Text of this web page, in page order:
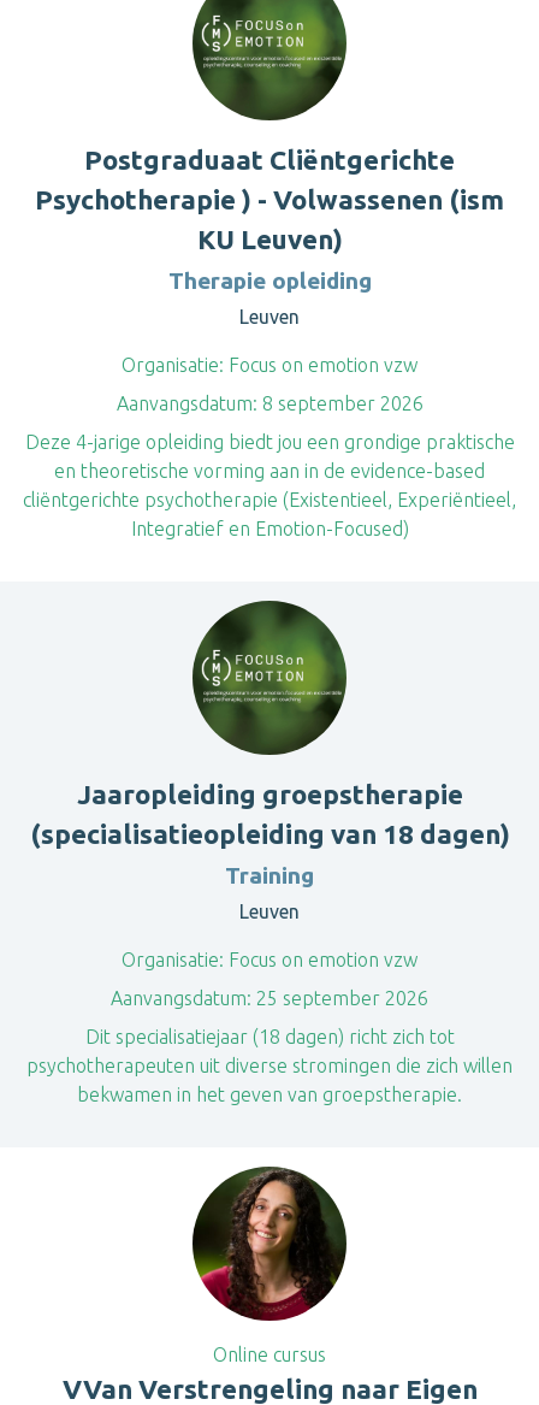
Postgraduaat Cliëntgerichte
Psychotherapie ) - Volwassenen (ism
KU Leuven)
Therapie opleiding
Leuven
Organisatie: Focus on emotion vzw
Aanvangsdatum: 8 september 2026
Deze 4-jarige opleiding biedt jou een grondige praktische
en theoretische vorming aan in de evidence-based
cliëntgerichte psychotherapie (Existentieel, Experiëntieel,
Integratief en Emotion-Focused)
Jaaropleiding groepstherapie
(specialisatieopleiding van 18 dagen)
Training
Leuven
Organisatie: Focus on emotion vzw
Aanvangsdatum: 25 september 2026
Dit specialisatiejaar (18 dagen) richt zich tot
psychotherapeuten uit diverse stromingen die zich willen
bekwamen in het geven van groepstherapie.
Online cursus
VVan Verstrengeling naar Eigen